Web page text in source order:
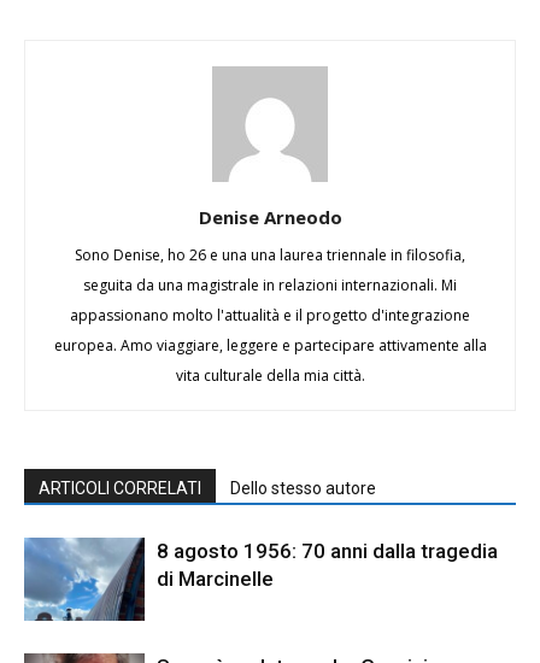
Denise Arneodo
Sono Denise, ho 26 e una una laurea triennale in filosofia,
seguita da una magistrale in relazioni internazionali. Mi
appassionano molto l'attualità e il progetto d'integrazione
europea. Amo viaggiare, leggere e partecipare attivamente alla
vita culturale della mia città.
ARTICOLI CORRELATI Dello stesso autore
8 agosto 1956: 70 anni dalla tragedia
di Marcinelle